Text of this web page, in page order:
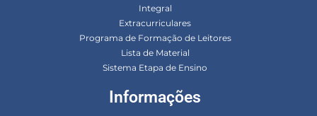
Integral
Extracurriculares
Programa de Formação de Leitores
Lista de Material
Sistema Etapa de Ensino
Informações